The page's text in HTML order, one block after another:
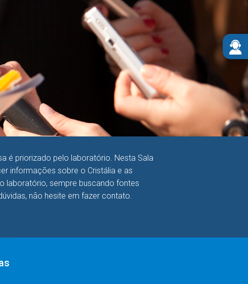
é priorizado pelo laboratório. Nesta Sala
informações sobre o Cristália e as
laboratório, sempre buscando fontes
não hesite em fazer contato.